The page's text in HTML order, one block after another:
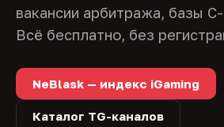
вакансии арбитража, базы
Всё бесплатно, без
NeBlask — индекс iGaming
Каталог TG-каналов